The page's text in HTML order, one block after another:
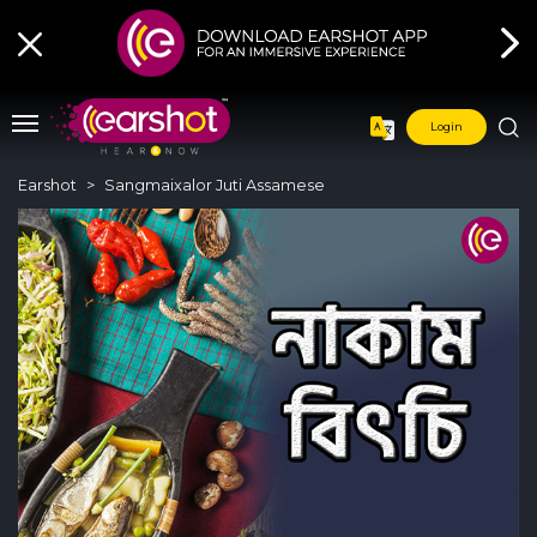
Login
Earshot Sangmaixalor Juti Assamese